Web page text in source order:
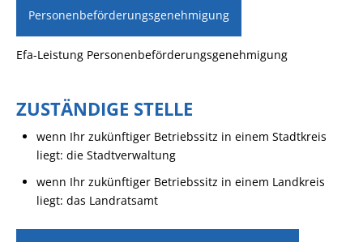
Personenbeförderungsgenehmigung
Efa-Leistung Personenbeförderungsgenehmigung
ZUSTÄNDIGE STELLE
wenn Ihr zukünftiger Betriebssitz in einem Stadtkreis
liegt: die Stadtverwaltung
wenn Ihr zukünftiger Betriebssitz in einem Landkreis
liegt: das Landratsamt